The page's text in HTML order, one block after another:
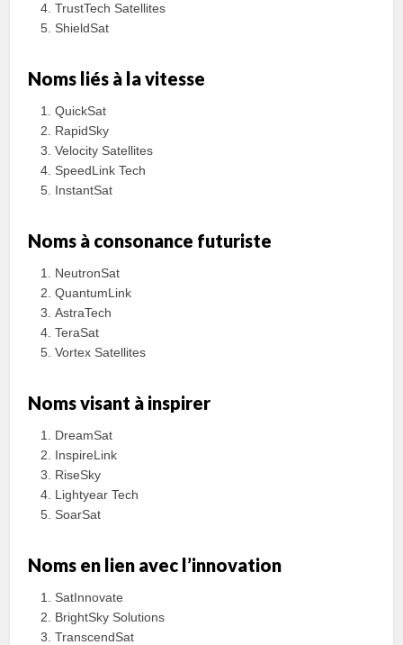
TrustTech Satellites
ShieldSat
Noms liés à la vitesse
QuickSat
RapidSky
Velocity Satellites
SpeedLink Tech
InstantSat
Noms à consonance futuriste
NeutronSat
QuantumLink
AstraTech
TeraSat
Vortex Satellites
Noms visant à inspirer
DreamSat
InspireLink
RiseSky
Lightyear Tech
SoarSat
Noms en lien avec l’innovation
SatInnovate
BrightSky Solutions
TranscendSat